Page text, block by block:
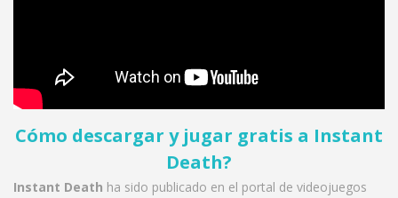
Cómo descargar y jugar gratis a Instant
Death?
Instant Death ha sido publicado en el portal de videojuegos